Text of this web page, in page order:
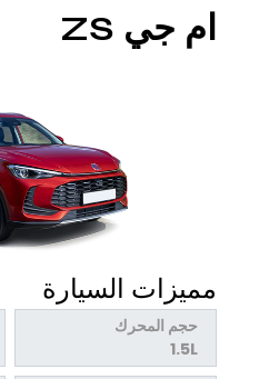
ام جي ZS
مميزات السيارة
حجم المحرك
1.5L